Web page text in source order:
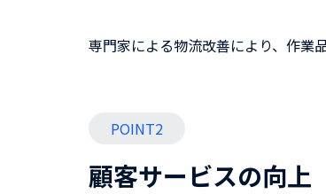
専門家による物流改善により、作業
POINT2
顧客サービスの向上